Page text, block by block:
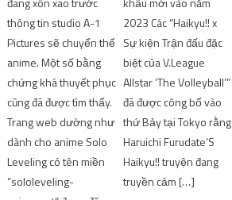
thông tin studio A-1
Pictures sẽ chuyển thể
anime. Một số bằng
chứng khá thuyết phục
cũng đã được tìm thấy.
Trang web dường như
dành cho anime Solo
Leveling có tên miền
“sololeveling-
2023 Các “Haikyu!! x
Sự kiện Trận đấu đặc
biệt của V.League
Allstar ‘The Volleyball’”
đã được công bố vào
thứ Bảy tại Tokyo rằng
Haruichi Furudate‘S
Haikyu!! truyện đang
truyền cảm […]